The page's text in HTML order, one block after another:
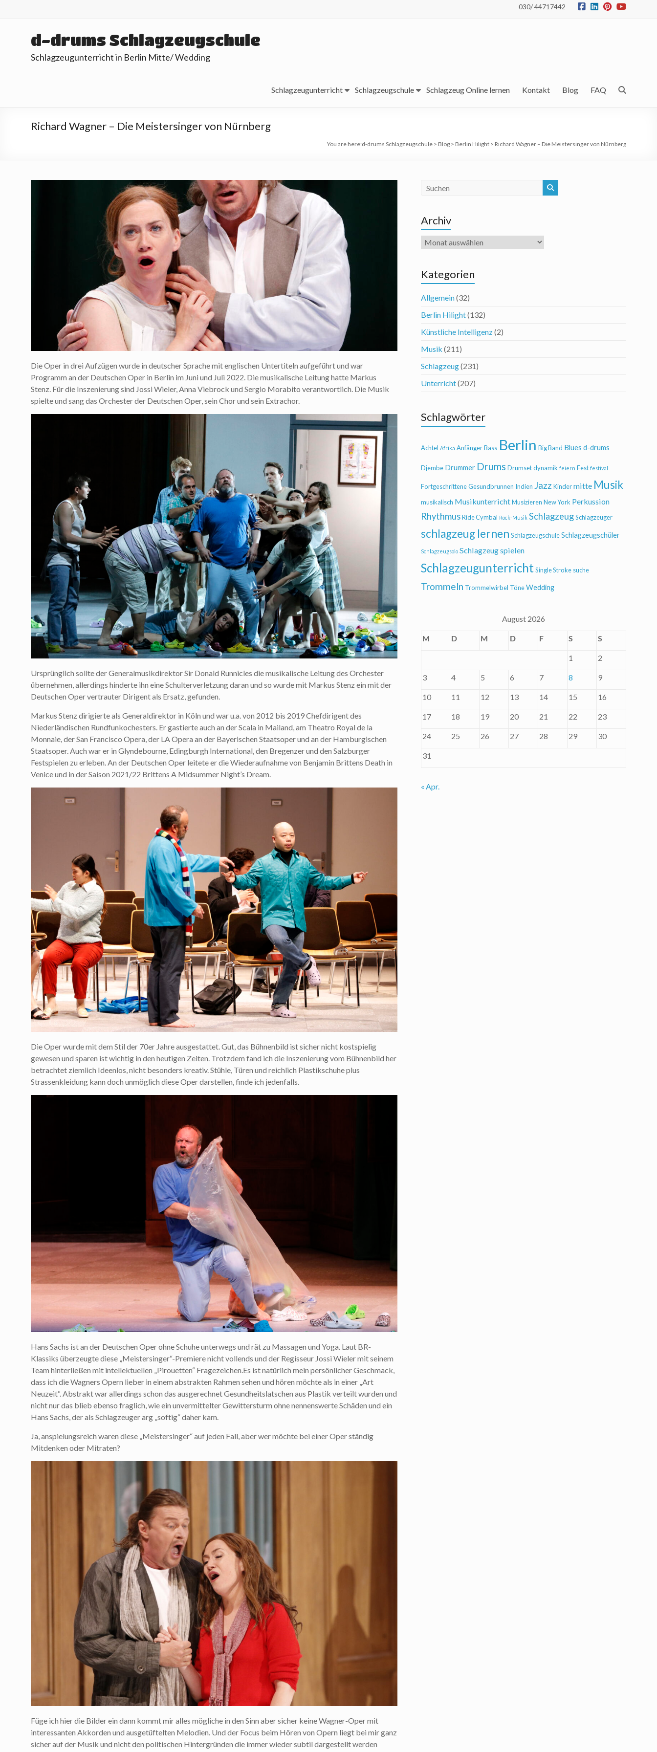
030/ 44717442
d-drums Schlagzeugschule
Schlagzeugunterricht in Berlin Mitte/ Wedding
Schlagzeugunterricht Schlagzeugschule Schlagzeug Online lernen Kontakt Blog FAQ
Richard Wagner – Die Meistersinger von Nürnberg
You are here:d-drums Schlagzeugschule > Blog > Berlin Hilight > Richard Wagner – Die Meistersinger von Nürnberg
Die Oper in drei Aufzügen wurde in deutscher Sprache mit englischen Untertiteln aufgeführt und war
Programm an der Deutschen Oper in Berlin im Juni und Juli 2022. Die musikalische Leitung hatte Markus
Stenz. Für die Inszenierung sind Jossi Wieler, Anna Viebrock und Sergio Morabito verantwortlich. Die Musik
spielte und sang das Orchester der Deutschen Oper, sein Chor und sein Extrachor.
Ursprünglich sollte der Generalmusikdirektor Sir Donald Runnicles die musikalische Leitung des Orchester
übernehmen, allerdings hinderte ihn eine Schulterverletzung daran und so wurde mit Markus Stenz ein mit der
Deutschen Oper vertrauter Dirigent als Ersatz, gefunden.
Markus Stenz dirigierte als Generaldirektor in Köln und war u.a. von 2012 bis 2019 Chefdirigent des
Niederländischen Rundfunkochesters. Er gastierte auch an der Scala in Mailand, am Theatro Royal de la
Monnaie, der San Francisco Opera, der LA Opera an der Bayerischen Staatsoper und an der Hamburgischen
Staatsoper. Auch war er in Glyndebourne, Edingburgh International, den Bregenzer und den Salzburger
Festspielen zu erleben. An der Deutschen Oper leitete er die Wiederaufnahme von Benjamin Brittens Death in
Venice und in der Saison 2021/22 Brittens A Midsummer Night’s Dream.
Die Oper wurde mit dem Stil der 70er Jahre ausgestattet. Gut, das Bühnenbild ist sicher nicht kostspielig
gewesen und sparen ist wichtig in den heutigen Zeiten. Trotzdem fand ich die Inszenierung vom Bühnenbild her
betrachtet ziemlich Ideenlos, nicht besonders kreativ. Stühle, Türen und reichlich Plastikschuhe plus
Strassenkleidung kann doch unmöglich diese Oper darstellen, finde ich jedenfalls.
Hans Sachs ist an der Deutschen Oper ohne Schuhe unterwegs und rät zu Massagen und Yoga. Laut BR-
Klassiks überzeugte diese „Meistersinger“-Premiere nicht vollends und der Regisseur Jossi Wieler mit seinem
Team hinterließen mit intellektuellen „Pirouetten“ Fragezeichen.Es ist natürlich mein persönlicher Geschmack,
dass ich die Wagners Opern lieber in einem abstrakten Rahmen sehen und hören möchte als in einer „Art
Neuzeit“. Abstrakt war allerdings schon das ausgerechnet Gesundheitslatschen aus Plastik verteilt wurden und
nicht nur das blieb ebenso fraglich, wie ein unvermittelter Gewittersturm ohne nennenswerte Schäden und ein
Hans Sachs, der als Schlagzeuger arg „softig“ daher kam.
Ja, anspielungsreich waren diese „Meistersinger“ auf jeden Fall, aber wer möchte bei einer Oper ständig
Mitdenken oder Mitraten?
Füge ich hier die Bilder ein dann kommt mir alles mögliche in den Sinn aber sicher keine Wagner-Oper mit
interessanten Akkorden und ausgetüftelten Melodien. Und der Focus beim Hören von Opern liegt bei mir ganz
sicher auf der Musik und nicht den politischen Hintergründen die immer wieder subtil dargestellt werden
Archiv
Archiv
Kategorien
Allgemein(32)
Berlin Hilight(132)
Künstliche Intelligenz(2)
Musik (211)
Schlagzeug(231)
Unterricht(207)
Schlagwörter
Achtel Afrika AnfängerBass Berlin Big Band Blues d-drums
Djembe Drummer Drums Drumsetdynamik feiern Fest festival
FortgeschritteneGesundbrunnen Indien Jazz Kindermitte Musik
musikalisch MusikunterrichtMusizieren New York Perkussion
RhythmusRide Cymbal Rock-Musik SchlagzeugSchlagzeuger
schlagzeug lernen SchlagzeugschuleSchlagzeugschüler
Schlagzeugsolo Schlagzeug spielen
SchlagzeugunterrichtSingle Stroke suche
Trommeln Trommelwirbel TöneWedding
August 2026
M D M D F S S
1 2
3 4 5 6 7 8 9
10 11 12 13 14 15 16
17 18 19 20 21 22 23
24 25 26 27 28 29 30
31
« Apr.